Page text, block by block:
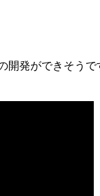
開発ができそうで